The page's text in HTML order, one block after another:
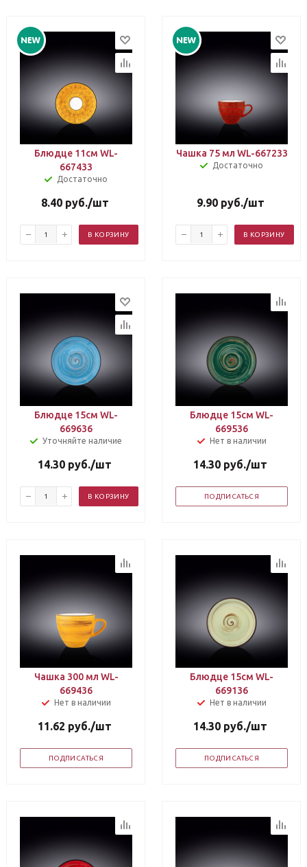
Блюдце 11см WL-
667433
Достаточно
8.40руб./шт
В КОРЗИНУ
Чашка 75 мл WL-667233
Достаточно
9.90руб./шт
В КОРЗИНУ
Блюдце 15см WL-
669636
Уточняйте наличие
14.30 руб./шт
В КОРЗИНУ
Блюдце 15см WL-
669536
Нет в наличии
14.30 руб./шт
ПОДПИСАТЬСЯ
Чашка 300 мл WL-
669436
Нет в наличии
11.62 руб./шт
ПОДПИСАТЬСЯ
Блюдце 15см WL-
669136
Нет в наличии
14.30 руб./шт
ПОДПИСАТЬСЯ